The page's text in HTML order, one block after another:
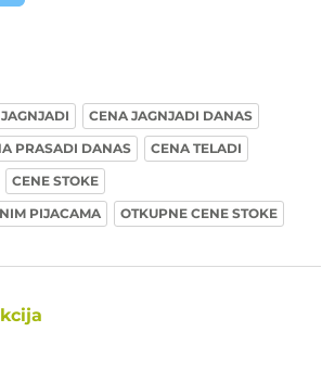
CENA JAGNJADI DANAS
PRASADI DANAS
CENA TELADI
CENE STOKE
PIJACAMA
OTKUPNE CENE STOKE